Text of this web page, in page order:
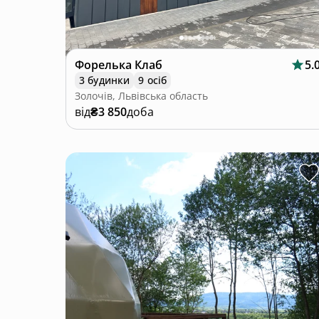
Форелька Клаб
3 будинки
9 осіб
Золочів, Львівська область
від₴3 850доба